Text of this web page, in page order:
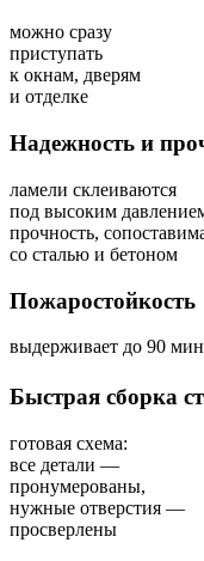
можно сразу
приступать
к окнам, дверям
и отделке
Надежность и
ламели склеиваются
под высоким
прочность,
со сталью и бетоном
Пожаростойкость
выдерживает до 90
Быстрая сборка
готовая схема:
все детали —
пронумерованы,
нужные отверстия —
просверлены